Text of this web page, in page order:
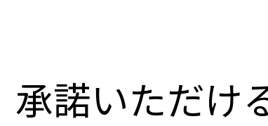
承諾いただけ